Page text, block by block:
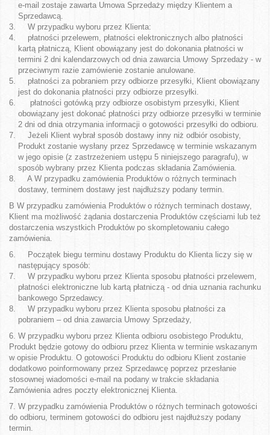
e-mail zostaje zawarta Umowa Sprzedaży między Klientem a
Sprzedawcą.
W przypadku wyboru przez Klienta:
płatności przelewem, płatności elektronicznych albo płatności
kartą płatniczą, Klient obowiązany jest do dokonania płatności w
termini 2 dni kalendarzowych od dnia zawarcia Umowy Sprzedaży - w
przeciwnym razie zamówienie zostanie anulowane.
płatności za pobraniem przy odbiorze przesyłki, Klient obowiązany
jest do dokonania płatności przy odbiorze przesyłki.
płatności gotówką przy odbiorze osobistym przesyłki, Klient
obowiązany jest dokonać płatności przy odbiorze przesyłki w terminie
2 dni od dnia otrzymania informacji o gotowości przesyłki do odbioru.
Jeżeli Klient wybrał sposób dostawy inny niż odbiór osobisty,
Produkt zostanie wysłany przez Sprzedawcę w terminie wskazanym
w jego opisie (z zastrzeżeniem ustępu 5 niniejszego paragrafu), w
sposób wybrany przez Klienta podczas składania Zamówienia.
A W przypadku zamówienia Produktów o różnych terminach
dostawy, terminem dostawy jest najdłuższy podany termin.
B W przypadku zamówienia Produktów o różnych terminach dostawy,
Klient ma możliwość żądania dostarczenia Produktów częściami lub też
dostarczenia wszystkich Produktów po skompletowaniu całego
zamówienia.
Początek biegu terminu dostawy Produktu do Klienta liczy się w
następujący sposób:
W przypadku wyboru przez Klienta sposobu płatności przelewem,
płatności elektroniczne lub kartą płatniczą - od dnia uznania rachunku
bankowego Sprzedawcy.
W przypadku wyboru przez Klienta sposobu płatności za
pobraniem – od dnia zawarcia Umowy Sprzedaży,
6. W przypadku wyboru przez Klienta odbioru osobistego Produktu,
Produkt będzie gotowy do odbioru przez Klienta w terminie wskazanym
w opisie Produktu. O gotowości Produktu do odbioru Klient zostanie
dodatkowo poinformowany przez Sprzedawcę poprzez przesłanie
stosownej wiadomości e-mail na podany w trakcie składania
Zamówienia adres poczty elektronicznej Klienta.
7. W przypadku zamówienia Produktów o różnych terminach gotowości
do odbioru, terminem gotowości do odbioru jest najdłuższy podany
termin.